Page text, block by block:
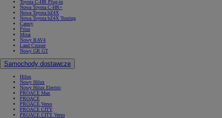
Toyota C-HR Plug-in
Nowa Toyota C-HR+
Nowa Toyota bZ4X
Nowa Toyota bZ4X Touring
Camry
Prius
Mirai
Nowy RAV4
Land Cruiser
Nowy GR GT
Samochody dostawcze
Hilux
Nowy Hilux
Nowy Hilux Electric
PROACE Max
PROACE
PROACE Verso
PROACE CITY
PROACE CITY Verso